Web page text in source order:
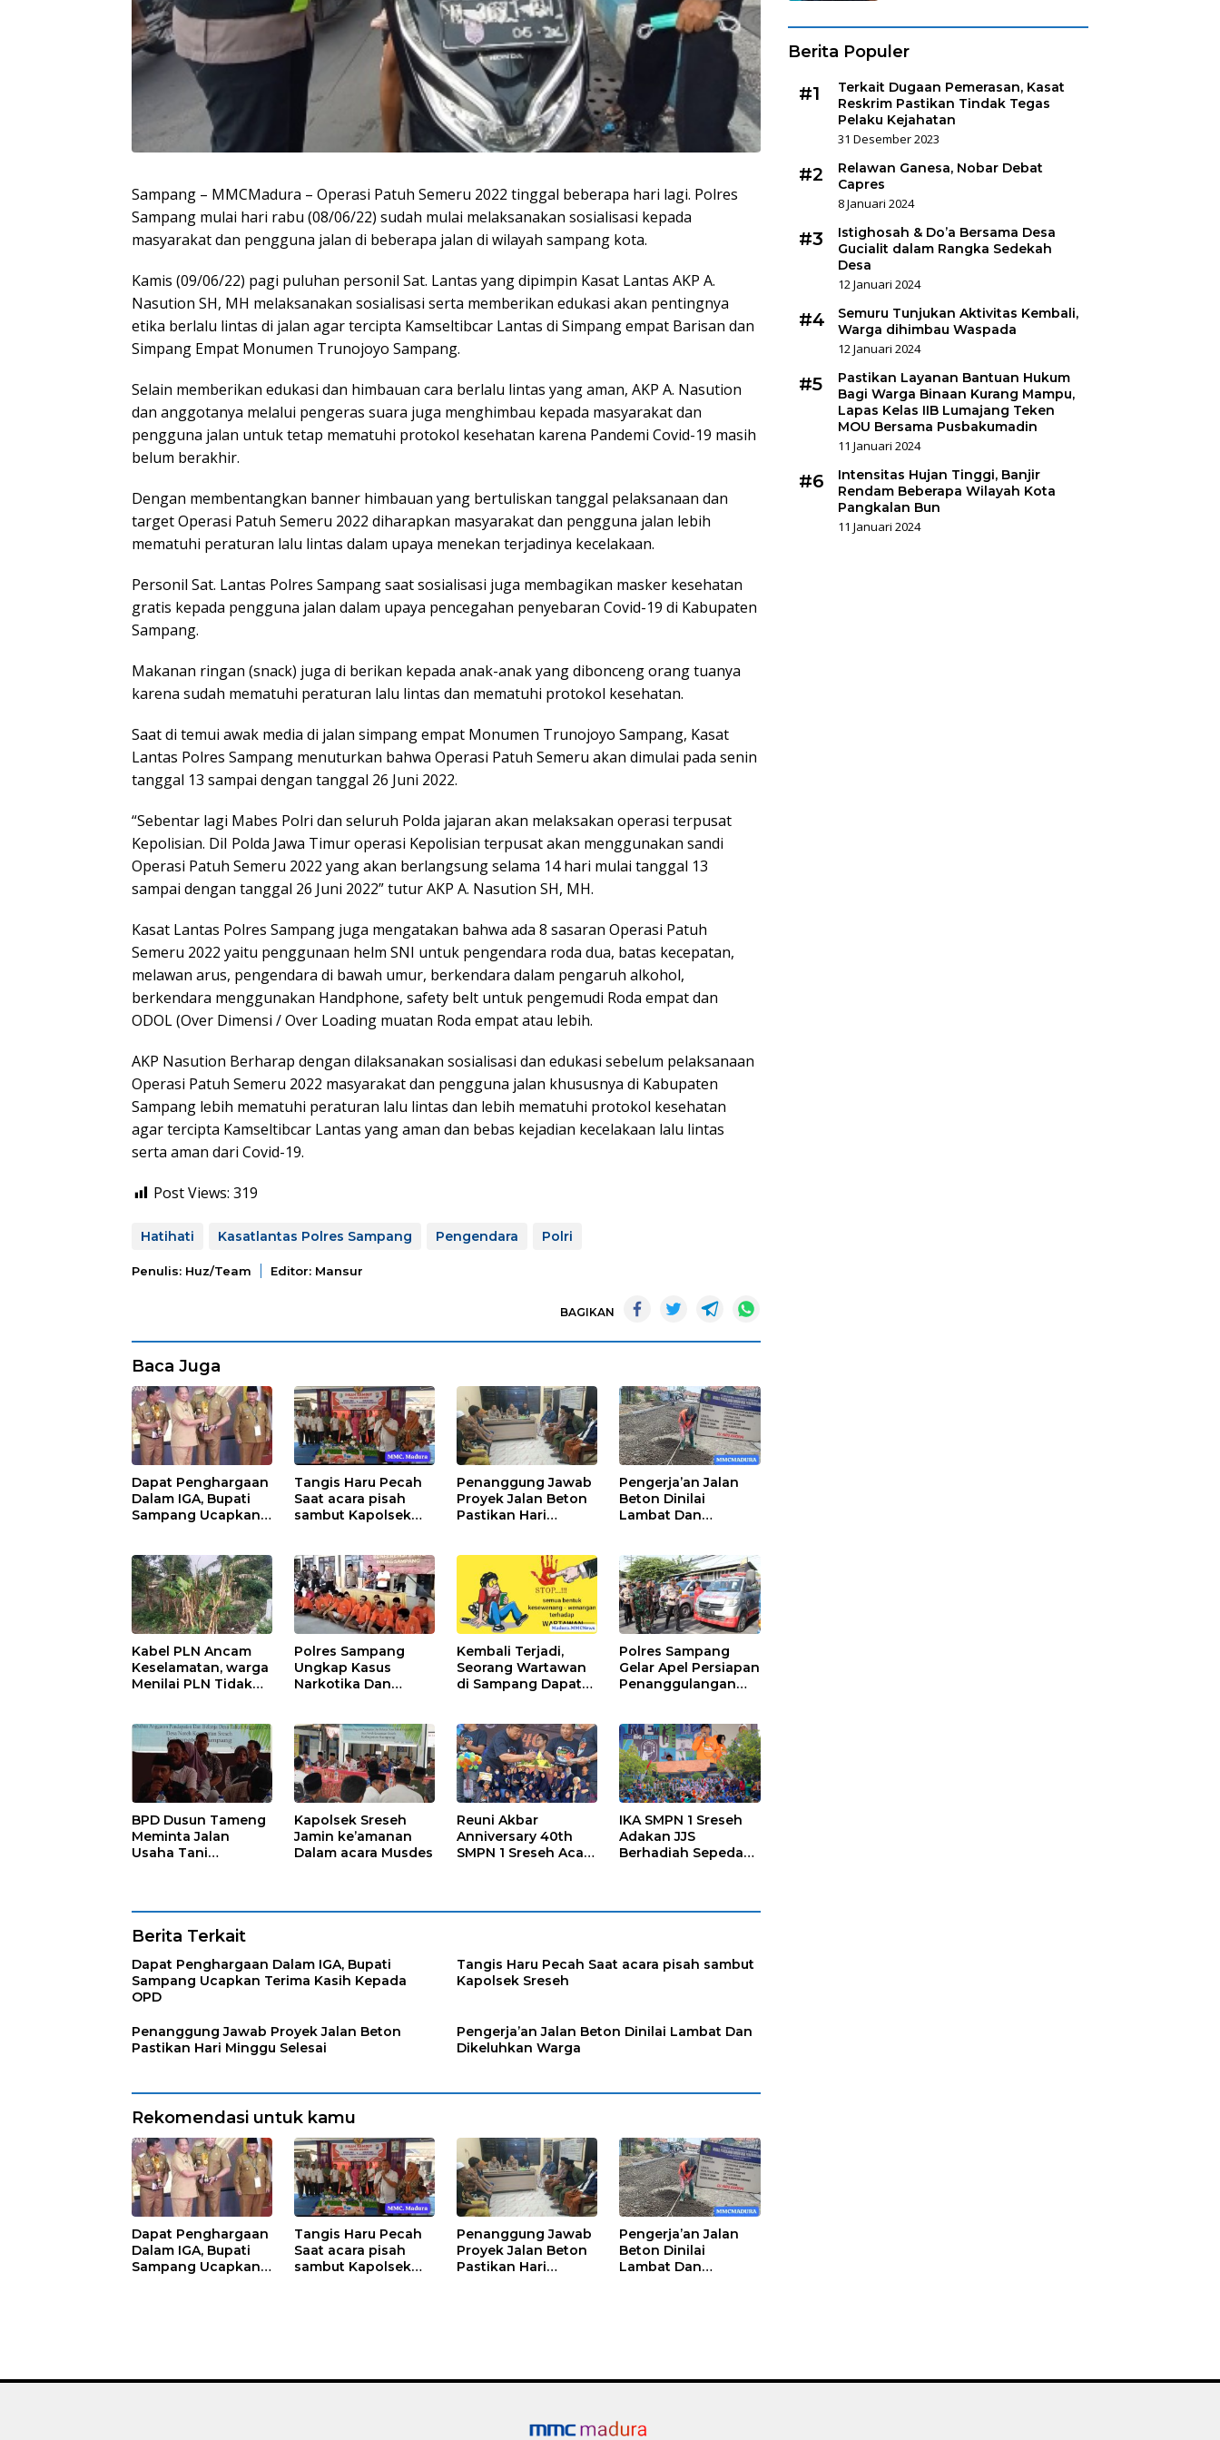
Sampang – MMCMadura – Operasi Patuh Semeru 2022 tinggal beberapa hari lagi. Polres
Sampang mulai hari rabu (08/06/22) sudah mulai melaksanakan sosialisasi kepada
masyarakat dan pengguna jalan di beberapa jalan di wilayah sampang kota.
Kamis (09/06/22) pagi puluhan personil Sat. Lantas yang dipimpin Kasat Lantas AKP A.
Nasution SH, MH melaksanakan sosialisasi serta memberikan edukasi akan pentingnya
etika berlalu lintas di jalan agar tercipta Kamseltibcar Lantas di Simpang empat Barisan dan
Simpang Empat Monumen Trunojoyo Sampang.
Selain memberikan edukasi dan himbauan cara berlalu lintas yang aman, AKP A. Nasution
dan anggotanya melalui pengeras suara juga menghimbau kepada masyarakat dan
pengguna jalan untuk tetap mematuhi protokol kesehatan karena Pandemi Covid-19 masih
belum berakhir.
Dengan membentangkan banner himbauan yang bertuliskan tanggal pelaksanaan dan
target Operasi Patuh Semeru 2022 diharapkan masyarakat dan pengguna jalan lebih
mematuhi peraturan lalu lintas dalam upaya menekan terjadinya kecelakaan.
Personil Sat. Lantas Polres Sampang saat sosialisasi juga membagikan masker kesehatan
gratis kepada pengguna jalan dalam upaya pencegahan penyebaran Covid-19 di Kabupaten
Sampang.
Makanan ringan (snack) juga di berikan kepada anak-anak yang dibonceng orang tuanya
karena sudah mematuhi peraturan lalu lintas dan mematuhi protokol kesehatan.
Saat di temui awak media di jalan simpang empat Monumen Trunojoyo Sampang, Kasat
Lantas Polres Sampang menuturkan bahwa Operasi Patuh Semeru akan dimulai pada senin
tanggal 13 sampai dengan tanggal 26 Juni 2022.
“Sebentar lagi Mabes Polri dan seluruh Polda jajaran akan melaksakan operasi terpusat
Kepolisian. DiI Polda Jawa Timur operasi Kepolisian terpusat akan menggunakan sandi
Operasi Patuh Semeru 2022 yang akan berlangsung selama 14 hari mulai tanggal 13
sampai dengan tanggal 26 Juni 2022” tutur AKP A. Nasution SH, MH.
Kasat Lantas Polres Sampang juga mengatakan bahwa ada 8 sasaran Operasi Patuh
Semeru 2022 yaitu penggunaan helm SNI untuk pengendara roda dua, batas kecepatan,
melawan arus, pengendara di bawah umur, berkendara dalam pengaruh alkohol,
berkendara menggunakan Handphone, safety belt untuk pengemudi Roda empat dan
ODOL (Over Dimensi / Over Loading muatan Roda empat atau lebih.
AKP Nasution Berharap dengan dilaksanakan sosialisasi dan edukasi sebelum pelaksanaan
Operasi Patuh Semeru 2022 masyarakat dan pengguna jalan khususnya di Kabupaten
Sampang lebih mematuhi peraturan lalu lintas dan lebih mematuhi protokol kesehatan
agar tercipta Kamseltibcar Lantas yang aman dan bebas kejadian kecelakaan lalu lintas
serta aman dari Covid-19.
Post Views: 319
Hatihati Kasatlantas Polres Sampang Pengendara Polri
Penulis: Huz/team Editor: Mansur
BAGIKAN
Baca Juga
Dapat Penghargaan
Dalam IGA, Bupati
Sampang Ucapkan
Tangis Haru Pecah
Saat acara pisah
sambut Kapolsek
Penanggung Jawab
Proyek Jalan Beton
Pastikan Hari
Pengerja’an Jalan
Beton Dinilai
Lambat Dan
Kabel PLN Ancam
Keselamatan, warga
Menilai PLN Tidak
Polres Sampang
Ungkap Kasus
Narkotika Dan
Kembali Terjadi,
Seorang Wartawan
di Sampang Dapat
Polres Sampang
Gelar Apel Persiapan
Penanggulangan
BPD Dusun Tameng
Meminta Jalan
Usaha Tani
Kapolsek Sreseh
Jamin ke’amanan
Dalam acara Musdes
Reuni Akbar
Anniversary 40th
SMPN 1 Sreseh Acara
IKA SMPN 1 Sreseh
Adakan JJS
Berhadiah Sepeda
Berita Terkait
Dapat Penghargaan Dalam IGA, Bupati
Sampang Ucapkan Terima Kasih Kepada
OPD
Tangis Haru Pecah Saat acara pisah sambut
Kapolsek Sreseh
Penanggung Jawab Proyek Jalan Beton
Pastikan Hari Minggu Selesai
Pengerja’an Jalan Beton Dinilai Lambat Dan
Dikeluhkan Warga
Rekomendasi untuk kamu
Dapat Penghargaan
Dalam IGA, Bupati
Sampang Ucapkan
Tangis Haru Pecah
Saat acara pisah
sambut Kapolsek
Penanggung Jawab
Proyek Jalan Beton
Pastikan Hari
Pengerja’an Jalan
Beton Dinilai
Lambat Dan
Berita Populer
#1
Terkait Dugaan Pemerasan, Kasat
Reskrim Pastikan Tindak Tegas
Pelaku Kejahatan
31 Desember 2023
#2
Relawan Ganesa, Nobar Debat
Capres
8 Januari 2024
#3
Istighosah & Do’a Bersama Desa
Gucialit dalam Rangka Sedekah
Desa
12 Januari 2024
#4
Semuru Tunjukan Aktivitas Kembali,
Warga dihimbau Waspada
12 Januari 2024
#5
Pastikan Layanan Bantuan Hukum
Bagi Warga Binaan Kurang Mampu,
Lapas Kelas IIB Lumajang Teken
MOU Bersama Pusbakumadin
11 Januari 2024
#6
Intensitas Hujan Tinggi, Banjir
Rendam Beberapa Wilayah Kota
Pangkalan Bun
11 Januari 2024